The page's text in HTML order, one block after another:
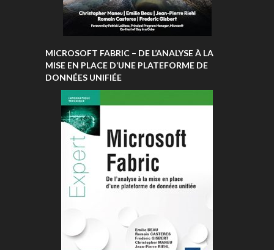
MICROSOFT FABRIC – DE L’ANALYSE À LA
MISE EN PLACE D’UNE PLATEFORME DE
DONNÉES UNIFIÉE